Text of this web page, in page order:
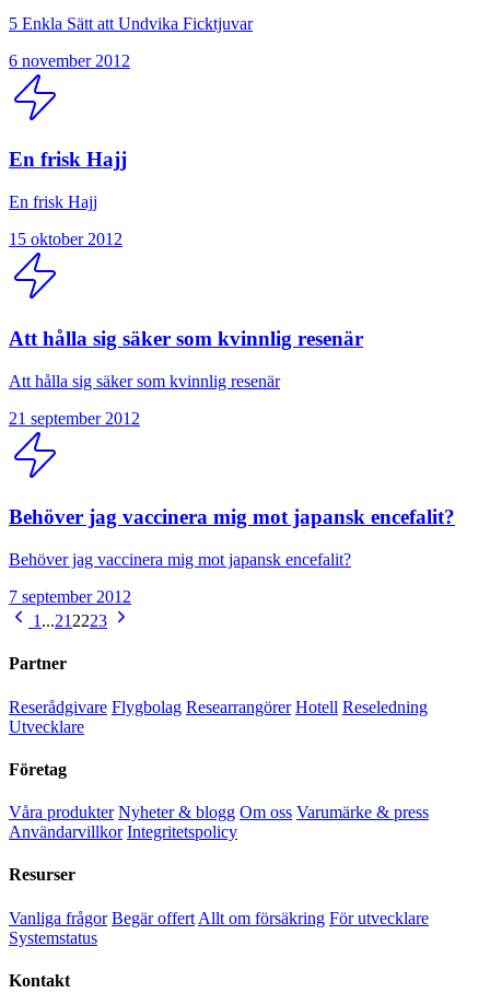
5 Enkla Sätt att Undvika Ficktjuvar
6 november 2012
En frisk Hajj
En frisk Hajj
15 oktober 2012
Att hålla sig säker som kvinnlig resenär
Att hålla sig säker som kvinnlig resenär
21 september 2012
Behöver jag vaccinera mig mot japansk encefalit?
Behöver jag vaccinera mig mot japansk encefalit?
7 september 2012
1 ...21 2223
Partner
Reserådgivare Flygbolag Researrangörer Hotell Reseledning
Utvecklare
Företag
Våra produkter Nyheter & blogg Om oss Varumärke & press
Användarvillkor Integritetspolicy
Resurser
Vanliga frågor Begär offert Allt om försäkring För utvecklare
Systemstatus
Kontakt